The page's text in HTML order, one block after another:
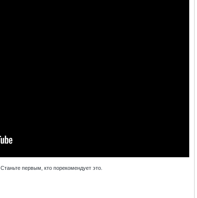
Станьте первым, кто порекомендует это.